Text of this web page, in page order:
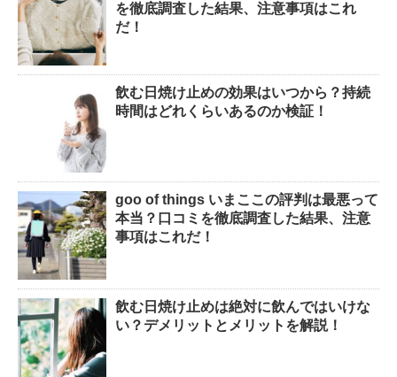
を徹底調査した結果、注意事項はこれ
だ！
飲む日焼け止めの効果はいつから？持続
時間はどれくらいあるのか検証！
goo of things いまここの評判は最悪って
本当？口コミを徹底調査した結果、注意
事項はこれだ！
飲む日焼け止めは絶対に飲んではいけな
い？デメリットとメリットを解説！